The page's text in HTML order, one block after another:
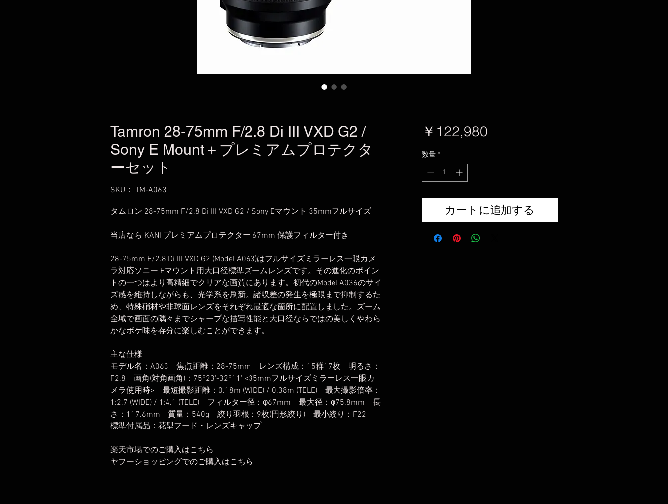
Tamron 28-75mm F/2.8 Di III VXD G2 /
Sony E Mount＋プレミアムプロテクタ
ーセット
SKU： TM-A063
タムロン 28-75mm F/2.8 Di III VXD G2 / Sony Eマウント 35mmフルサイズ
当店なら KANI プレミアムプロテクター 67mm 保護フィルター付き
28-75mm F/2.8 Di III VXD G2 (Model A063)はフルサイズミラーレス一眼カメ
ラ対応ソニー Eマウント用大口径標準ズームレンズです。その進化のポイン
トの一つはより高精細でクリアな画質にあります。初代のModel A036のサイ
ズ感を維持しながらも、光学系を刷新。諸収差の発生を極限まで抑制するた
め、特殊硝材や非球面レンズをそれぞれ最適な箇所に配置しました。ズーム
全域で画面の隅々までシャープな描写性能と大口径ならではの美しくやわら
かなボケ味を存分に楽しむことができます。
主な仕様
モデル名：A063 焦点距離：28-75mm レンズ構成：15群17枚 明るさ：
F2.8 画角(対角画角)：75°23'-32°11' <35mmフルサイズミラーレス一眼カ
メラ使用時> 最短撮影距離：0.18m (WIDE) / 0.38m (TELE) 最大撮影倍率：
1:2.7 (WIDE) / 1:4.1 (TELE) フィルター径：φ67mm 最大径：φ75.8mm 長
さ：117.6mm 質量：540g 絞り羽根：9枚(円形絞り) 最小絞り：F22
標準付属品：花型フード・レンズキャップ
楽天市場でのご購入はこちら
ヤフーショッピングでのご購入はこちら
￥122,980価
数量 *
カートに追加する